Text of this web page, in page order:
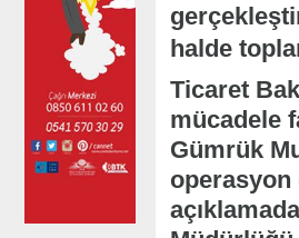
halde
Ticaret
mücadele
Gümrük
operasyon